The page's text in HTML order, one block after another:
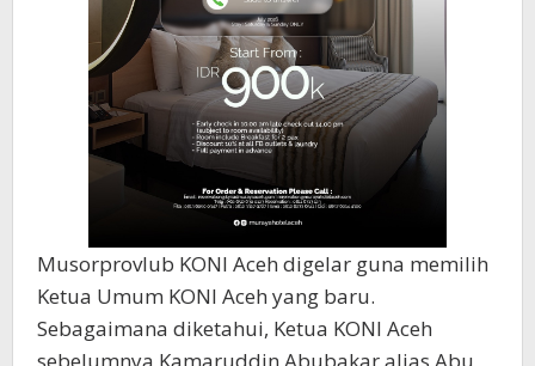
Musorprovlub KONI Aceh digelar guna memilih
Ketua Umum KONI Aceh yang baru.
Sebagaimana diketahui, Ketua KONI Aceh
sebelumnya Kamaruddin Abubakar alias Abu